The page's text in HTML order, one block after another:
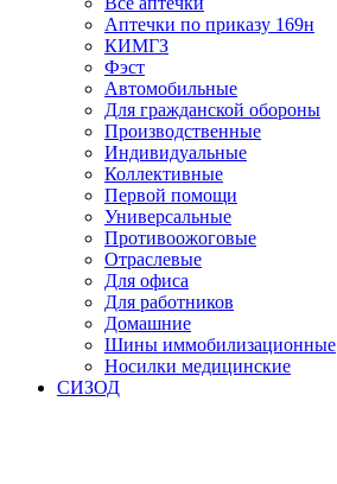
Аптечки по приказу 169н
КИМГЗ
Фэст
Автомобильные
Для гражданской обороны
Производственные
Индивидуальные
Коллективные
Первой помощи
Универсальные
Противоожоговые
Отраслевые
Для офиса
Для работников
Домашние
Шины иммобилизационные
Носилки медицинские
СИЗОД